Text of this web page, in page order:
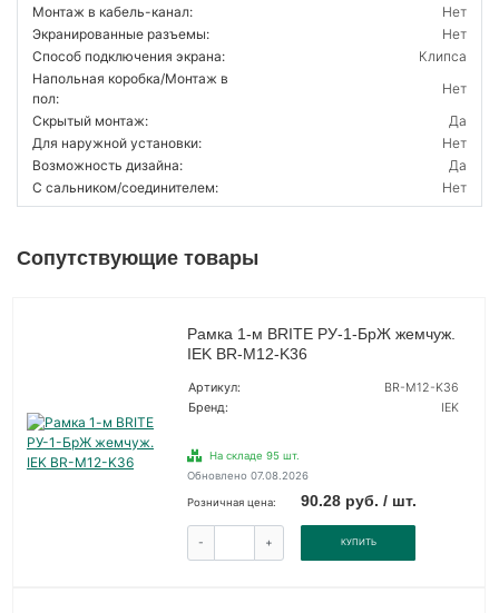
Монтаж в кабель-канал:
Нет
Экранированные разъемы:
Нет
Способ подключения экрана:
Клипса
Напольная коробка/Монтаж в
пол:
Нет
Скрытый монтаж:
Да
Для наружной установки:
Нет
Возможность дизайна:
Да
С сальником/соединителем:
Нет
Сопутствующие товары
Рамка 1-м BRITE РУ-1-БрЖ жемчуж.
IEK BR-M12-K36
Артикул:
BR-M12-K36
Бренд:
IEK
На складе 95 шт.
Обновлено 07.08.2026
Розничная цена: 90.28 руб. / шт.
- + КУПИТЬ